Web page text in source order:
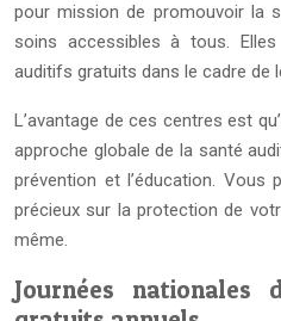
pour mission de promouvoir la
soins accessibles à tous.
auditifs gratuits dans le cadre de
L’avantage de ces centres est
approche globale de la santé
prévention et l’éducation. Vous
précieux sur la protection de
même.
Journées nationales